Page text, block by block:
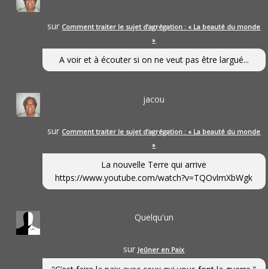
sur Comment traiter le sujet d’agrégation : « La beauté du monde
»
A voir et à écouter si on ne veut pas être largué...
jacou
sur Comment traiter le sujet d’agrégation : « La beauté du monde
»
La nouvelle Terre qui arrive
https://www.youtube.com/watch?v=TQOvlmXbWgk
Quelqu'un
sur Jeûner en Paix